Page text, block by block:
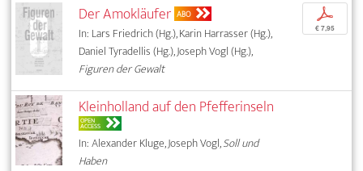
Der Amokläufer ABO
In: Lars Friedrich (Hg.), Karin Harrasser (Hg.),
Daniel Tyradellis (Hg.), Joseph Vogl (Hg.),
Figuren der Gewalt
p
€ 7,95
Kleinholland auf den Pfefferinseln
OPEN
ACCESS
In: Alexander Kluge, Joseph Vogl,Soll und
Haben